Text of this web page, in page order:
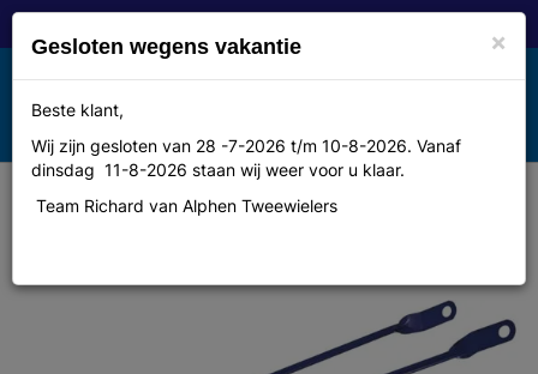
Toggle
navigation
MENU
Unbranded Spatd stang 28 metallic
×
Gesloten wegens vakantie
Beste klant,
Wij zijn gesloten van 28 -7-2026 t/m 10-8-2026. Vanaf
dinsdag 11-8-2026 staan wij weer voor u klaar.
Team Richard van Alphen Tweewielers